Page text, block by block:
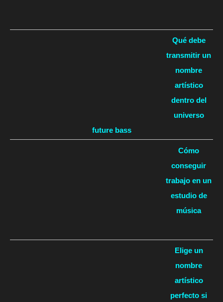
Qué debe
transmitir un
nombre
artístico
dentro del
universo
future bass
Cómo
conseguir
trabajo en un
estudio de
música
Elige un
nombre
artístico
perfecto si